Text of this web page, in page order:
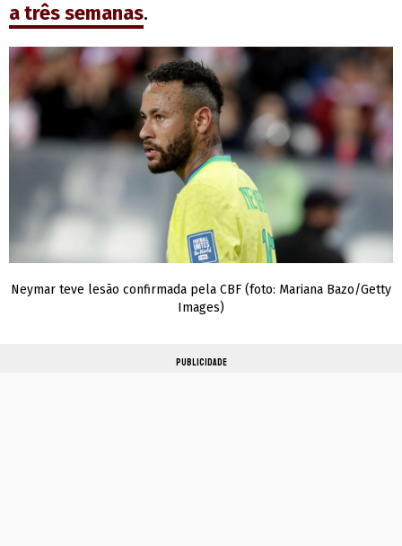
a três semanas.
Neymar teve lesão confirmada pela CBF (foto: Mariana Bazo/Getty
Images)
PUBLICIDADE